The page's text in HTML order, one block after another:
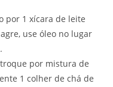
por 1 xícara de leite
use óleo no lugar
troque por mistura de
1 colher de chá de